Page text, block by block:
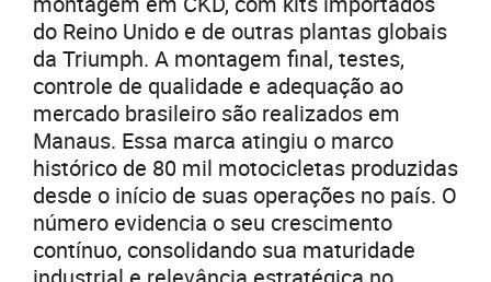
do Reino Unido e de outras plantas globais
da Triumph. A montagem final, testes,
controle de qualidade e adequação ao
mercado brasileiro são realizados em
Manaus. Essa marca atingiu o marco
histórico de 80 mil motocicletas produzidas
desde o início de suas operações no país. O
número evidencia o seu crescimento
contínuo, consolidando sua maturidade